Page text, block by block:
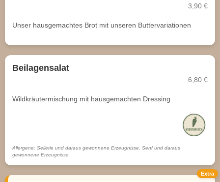
3,90 €
Unser hausgemachtes Brot mit unseren Buttervariationen
Beilagensalat
6,80 €
Wildkräutermischung mit hausgemachten Dressing
Allergene: Sellerie und daraus gewonnene Erzeugnisse, Senf und daraus
gewonnene Erzeugnisse
Extra